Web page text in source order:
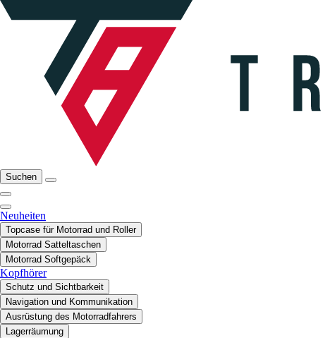
Suchen
Neuheiten
Topcase für Motorrad und Roller
Motorrad Satteltaschen
Motorrad Softgepäck
Kopfhörer
Schutz und Sichtbarkeit
Navigation und Kommunikation
Ausrüstung des Motorradfahrers
Lagerräumung